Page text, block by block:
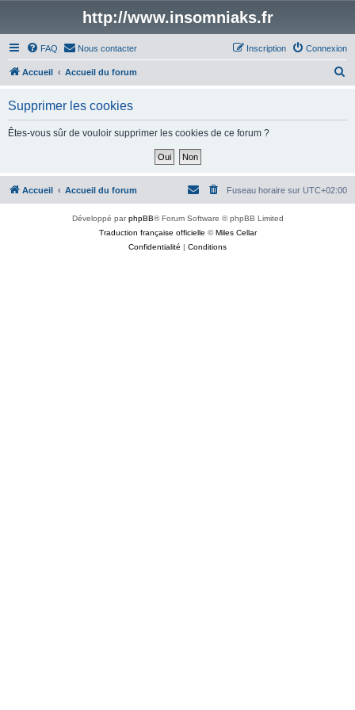
http://www.insomniaks.fr
FAQ Nous contacter Connexion
Inscription
Accueil Accueil du forum
h
Supprimer les cookies
Êtes-vous sûr de vouloir supprimer les cookies de ce forum ?
Accueil Accueil du forum Fuseau horaire sur UTC+02:00
Développé parphpBB® Forum Software © phpBB Limited
Traduction française officielle ©Miles Cellar
Confidentialité | Conditions